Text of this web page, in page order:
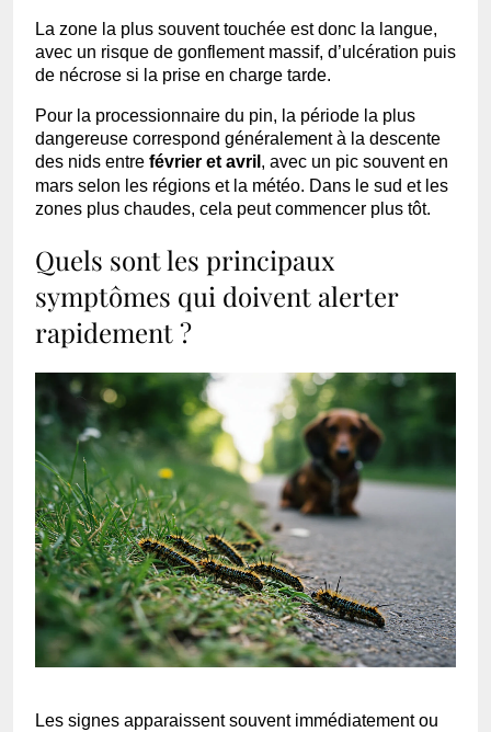
La zone la plus souvent touchée est donc la langue,
avec un risque de gonflement massif, d’ulcération puis
de nécrose si la prise en charge tarde.
Pour la processionnaire du pin, la période la plus
dangereuse correspond généralement à la descente
des nids entre février et avril , avec un pic souvent en
mars selon les régions et la météo. Dans le sud et les
zones plus chaudes, cela peut commencer plus tôt.
Quels sont les principaux
symptômes qui doivent alerter
rapidement ?
Les signes apparaissent souvent immédiatement ou